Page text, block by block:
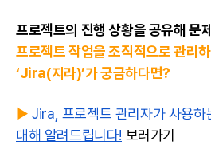
프로젝트의 진행 상황을 공유해 문
프로젝트 작업을 조직적으로 관리
‘Jira(지라)’가 궁금하다면?
▶️ Jira, 프로젝트 관리자가 사용하
대해 알려드립니다! 보러가기